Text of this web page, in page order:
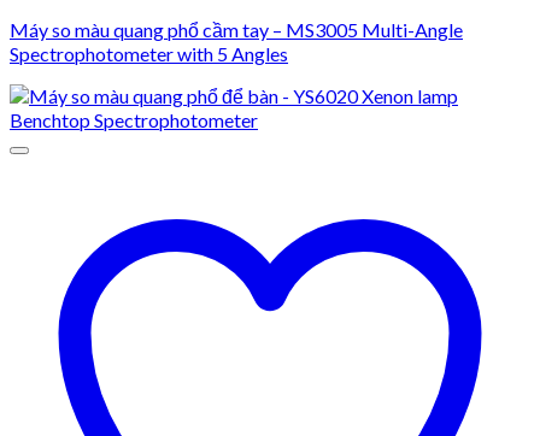
Máy so màu quang phổ cầm tay – MS3005 Multi-Angle
Spectrophotometer with 5 Angles